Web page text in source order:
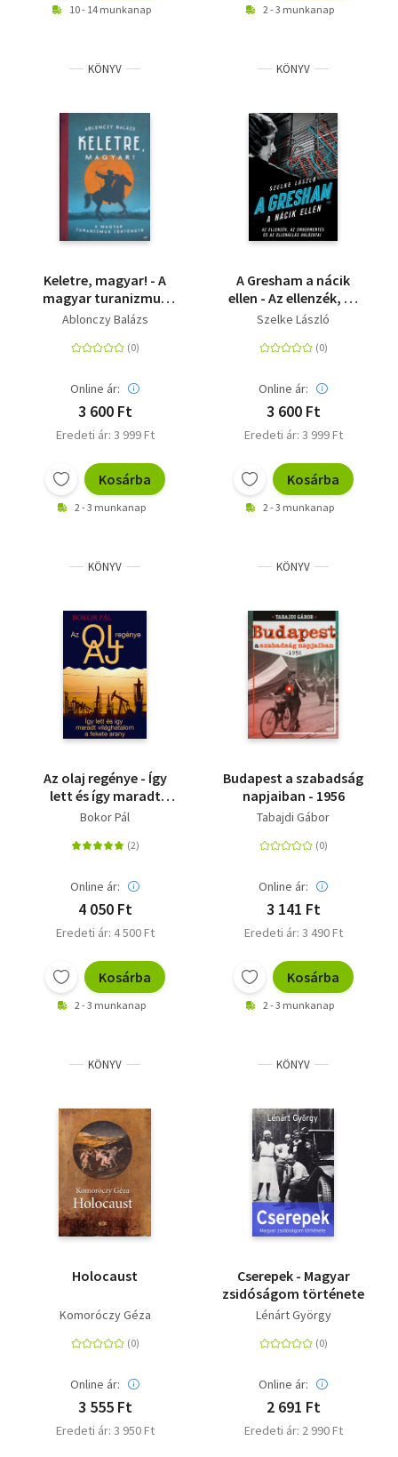
10 - 14 munkanap 2 - 3 munkanap
KÖNYV
Keletre, magyar! - A
magyar turanizmus
története
Ablonczy Balázs
Online ár:
3 600 Ft
Eredeti ár: 3 999 Ft
Kosárba
2 - 3 munkanap
KÖNYV
A Gresham a nácik
ellen - Az ellenzék, az
embermentés és az
Szelke László
Online ár:
3 600 Ft
Eredeti ár: 3 999 Ft
Kosárba
2 - 3 munkanap
KÖNYV
Az olaj regénye - Így
lett és így maradt
világhatalom a fekete
Bokor Pál
Online ár:
4 050 Ft
Eredeti ár: 4 500 Ft
Kosárba
2 - 3 munkanap
KÖNYV
Budapest a szabadság
napjaiban - 1956
Tabajdi Gábor
Online ár:
3 141 Ft
Eredeti ár: 3 490 Ft
Kosárba
2 - 3 munkanap
KÖNYV
Holocaust
Komoróczy Géza
Online ár:
3 555 Ft
Eredeti ár: 3 950 Ft
KÖNYV
Cserepek - Magyar
zsidóságom története
Lénárt György
Online ár:
2 691 Ft
Eredeti ár: 2 990 Ft